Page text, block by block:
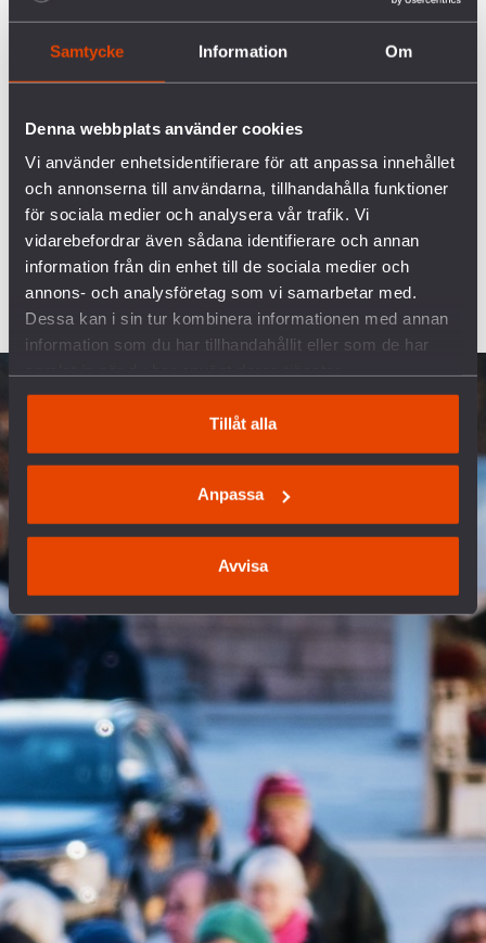
Samtycke Information Om
Denna webbplats använder cookies
Vi använder enhetsidentifierare för att anpassa innehållet
och annonserna till användarna, tillhandahålla funktioner
för sociala medier och analysera vår trafik. Vi
vidarebefordrar även sådana identifierare och annan
information från din enhet till de sociala medier och
annons- och analysföretag som vi samarbetar med.
Dessa kan i sin tur kombinera informationen med annan
information som du har tillhandahållit eller som de har
Tillåt alla
Anpassa
Avvisa